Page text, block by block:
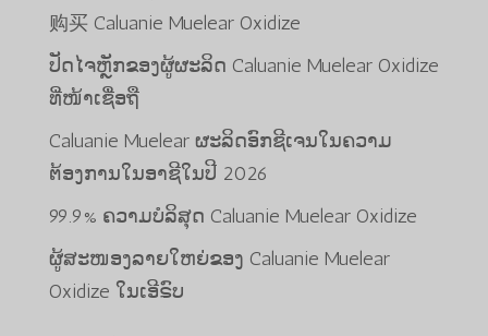
购买 Caluanie Muelear Oxidize
ປັດໄຈຫຼັກຂອງຜູ້ຜະລິດ Caluanie Muelear Oxidize
ທີ່ໜ້າເຊື່ອຖື
Caluanie Muelear ຜະລິດອົກຊີເຈນໃນຄວາມ
ຕ້ອງການໃນອາຊີໃນປີ 2026
99.9% ຄວາມບໍລິສຸດ Caluanie Muelear Oxidize
ຜູ້ສະໜອງລາຍໃຫຍ່ຂອງ Caluanie Muelear
Oxidize ໃນເອີຣົບ